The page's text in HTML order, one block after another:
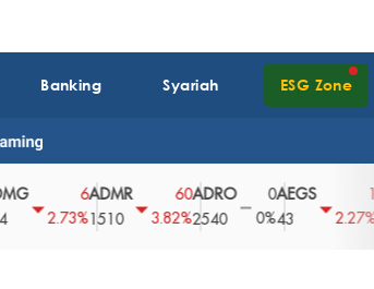
Banking Syariah ESG Zone
2.73%
ADMR
1510
60
3.82%
ADRO
2540
0
0%
AEGS
2.27% 2850